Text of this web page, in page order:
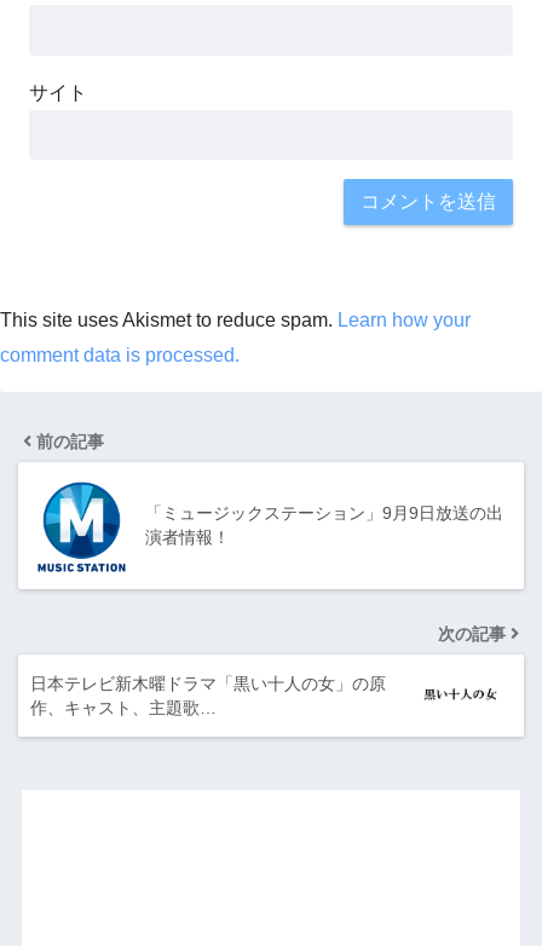
サイト
This site uses Akismet to reduce spam. Learn how your
comment data is processed.
前の記事
「ミュージックステーション」9月9日放送の出
演者情報！
次の記事
日本テレビ新木曜ドラマ「黒い十人の女」の原
作、キャスト、主題歌…